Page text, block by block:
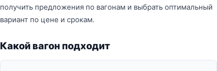
получить предложения по вагонам и выбрать оптимальный
вариант по цене и срокам.
Какой вагон подходит